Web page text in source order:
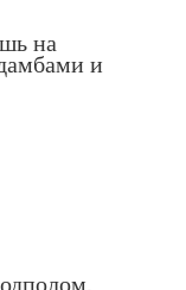
на
и